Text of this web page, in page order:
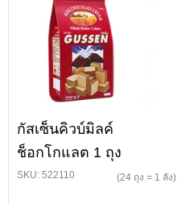
กัสเซ็นคิวบ์มิลค์
ช็อกโกแลต 1 ถุง
SKU: 522110 (24 ถุง = 1 ลัง)